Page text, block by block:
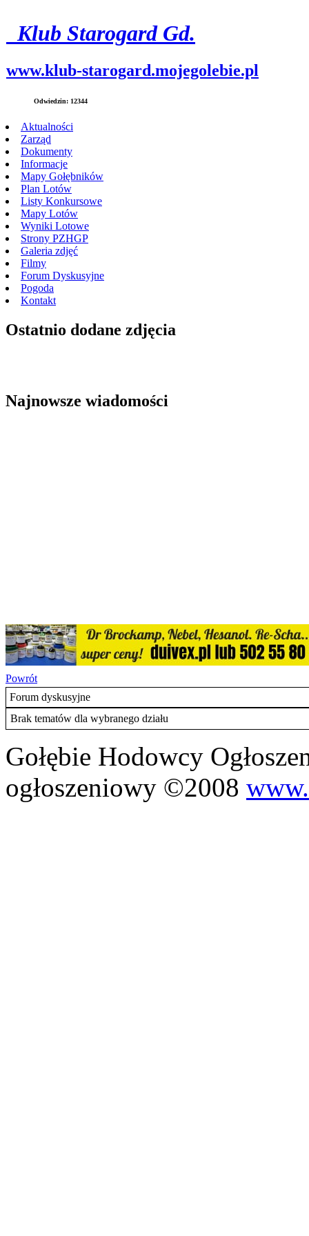
Klub Starogard Gd.
www.klub-starogard.mojegolebie.pl
Odwiedzin: 12344
Aktualności
Zarząd
Dokumenty
Informacje
Mapy Gołębników
Plan Lotów
Listy Konkursowe
Mapy Lotów
Wyniki Lotowe
Strony PZHGP
Galeria zdjęć
Filmy
Forum Dyskusyjne
Pogoda
Kontakt
Ostatnio dodane zdjęcia
Najnowsze wiadomości
Powrót
Forum dyskusyjne
Brak tematów dla wybranego działu
Gołębie Hodowcy
ogłoszeniowy ©2008